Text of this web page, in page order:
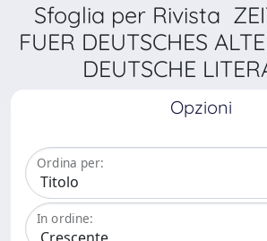
Sfoglia per Rivista
FUER DEUTSCHES
DEUTSCHE
Opzioni
Ordina per:
In ordine: